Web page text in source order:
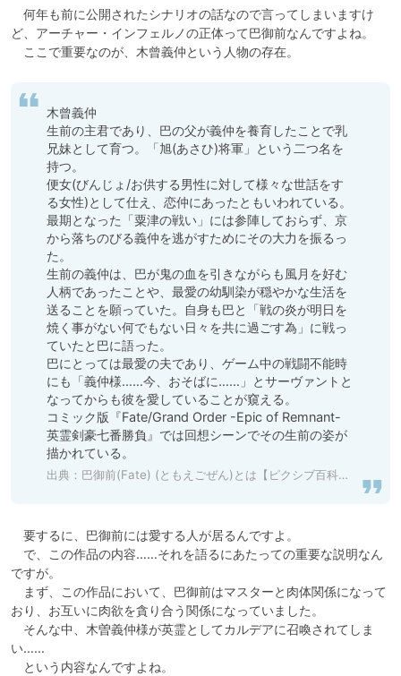
何年も前に公開されたシナリオの話なので言ってしまいますけ
ど、アーチャー・インフェルノの正体って巴御前なんですよね。
ここで重要なのが、木曾義仲という人物の存在。
木曾義仲
生前の主君であり、巴の父が義仲を養育したことで乳
兄妹として育つ。「旭(あさひ)将軍」という二つ名を
持つ。
便女(びんじょ/お供する男性に対して様々な世話をす
る女性)として仕え、恋仲にあったともいわれている。
最期となった「粟津の戦い」には参陣しておらず、京
から落ちのびる義仲を逃がすためにその大力を振るっ
た。
生前の義仲は、巴が鬼の血を引きながらも風月を好む
人柄であったことや、最愛の幼馴染が穏やかな生活を
送ることを願っていた。自身も巴と「戦の炎が明日を
焼く事がない何でもない日々を共に過ごす為」に戦っ
ていたと巴に語った。
巴にとっては最愛の夫であり、ゲーム中の戦闘不能時
にも「義仲様……今、おそばに……」とサーヴァントと
なってからも彼を愛していることが窺える。
コミック版『Fate/Grand Order -Epic of Remnant-
英霊剣豪七番勝負』では回想シーンでその生前の姿が
出典： 巴御前(Fate) (ともえごぜん)とは【ピクシブ百科事典】
要するに、巴御前には愛する人が居るんですよ。
で、この作品の内容……それを語るにあたっての重要な説明なん
ですが。
まず、この作品において、巴御前はマスターと肉体関係になって
おり、お互いに肉欲を貪り合う関係になっていました。
そんな中、木曽義仲様が英霊としてカルデアに召喚されてしま
い……
という内容なんですよね。